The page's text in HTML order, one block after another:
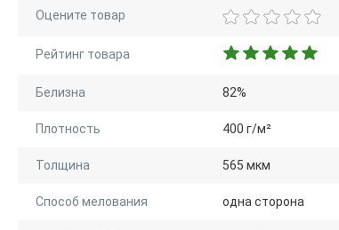
Оцените товар
Рейтинг товара
Белизна 82%
Плотность 400 г/м²
Толщина 565 мкм
Способ мелования одна сторона